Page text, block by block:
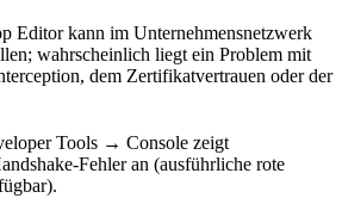
Editor kann im Unternehmensnetzwerk
wahrscheinlich liegt ein Problem mit
dem Zertifikatvertrauen oder der
Tools → Console zeigt
Fehler an (ausführliche rote